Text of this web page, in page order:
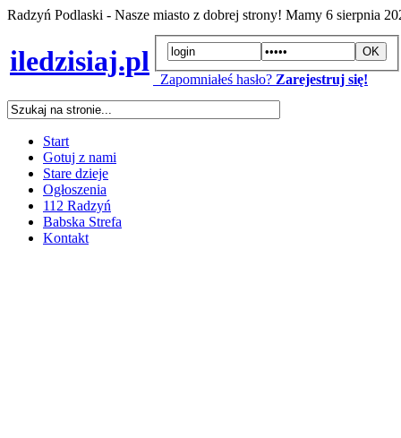
Radzyń Podlaski - Nasze miasto z dobrej strony! Mamy 6 sierpnia
iledzisiaj.pl
Zapomniałeś hasło? Zarejestruj się!
Start
Gotuj z nami
Stare dzieje
Ogłoszenia
112 Radzyń
Babska Strefa
Kontakt